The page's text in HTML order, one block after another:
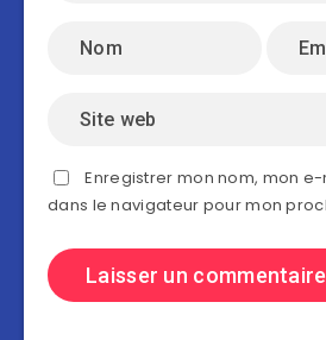
Enregistrer mon nom, mon
dans le navigateur pour mon